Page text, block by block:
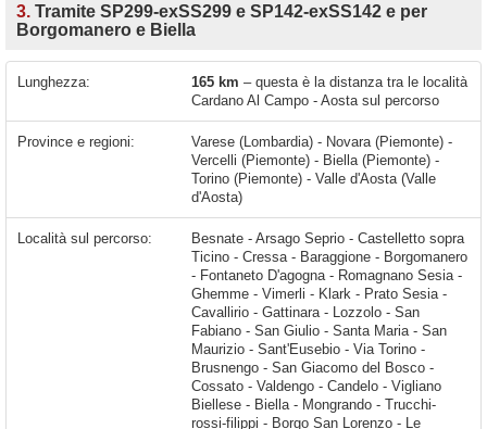
3. Tramite SP299-exSS299 e SP142-exSS142 e per
Borgomanero e Biella
Lunghezza: 165 km – questa è la distanza tra le località
Cardano Al Campo - Aosta sul percorso
Province e regioni:
Varese (Lombardia) - Novara (Piemonte) -
Vercelli (Piemonte) - Biella (Piemonte) -
Torino (Piemonte) - Valle d'Aosta (Valle
d'Aosta)
Località sul percorso: Besnate - Arsago Seprio - Castelletto sopra Ticino - Cressa - Baraggione - Borgomanero - Fontaneto D'agogna - Romagnano Sesia - Ghemme - Vimerli - Klark - Prato Sesia - Cavallirio - Gattinara - Lozzolo - San Fabiano - San Giulio - Santa Maria - San Maurizio - Sant'Eusebio - Via Torino - Brusnengo - San Giacomo del Bosco - Cossato - Valdengo - Candelo - Vigliano Biellese - Biella - Mongrando - Trucchi-rossi-filippi - Borgo San Lorenzo - Le Vignazze - Graziano-Ruta - Lace - Bienca-tomalino - Borgofranco d'Ivrea - Ivozio